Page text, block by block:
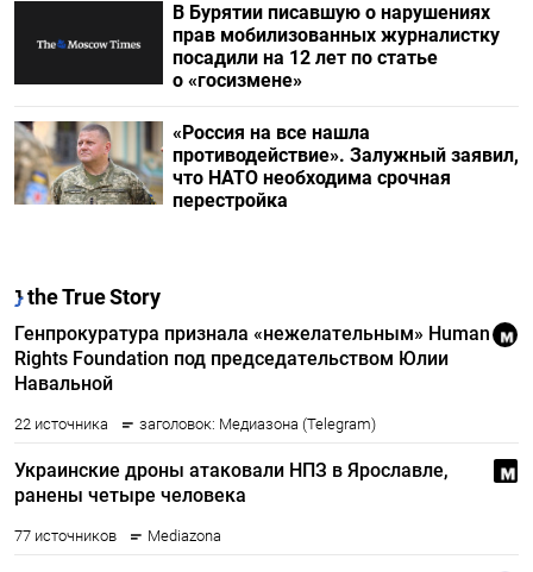
В Бурятии писавшую о нарушениях
прав мобилизованных журналистку
посадили на 12 лет по статье
о «госизмене»
«Россия на все нашла
противодействие». Залужный заявил,
что НАТО необходима срочная
перестройка